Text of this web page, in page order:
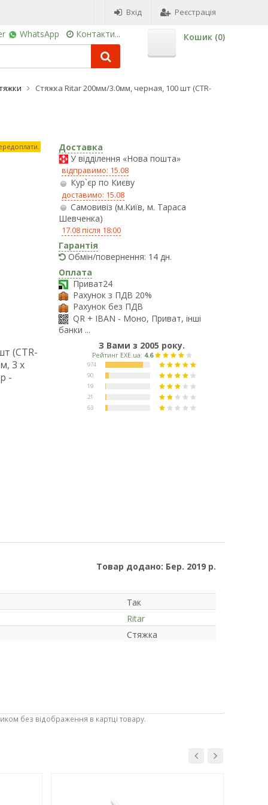
Вхід Реєстрація
WhatsApp Контакти... Кошик (0)
Стяжка Ritar 200мм/3.0мм, черная, 100 шт (CTR-
(CTR-
3 x
-
Доставка
У відділення «Нова пошта»
відправимо: 15.08
Кур`єр по Києву
доставимо: 15.08
Самовивіз (м.Київ, м. Тараса
Шевченка)
17.08 після 18:00
Гарантія
Обмін/повернення: 14 дн.
Оплата
Приват24
Рахунок з ПДВ 20%
Рахунок без ПДВ
QR + IBAN - Моно, Приват, інші
банки ...
З Вами з 2005 року.
Товар додано: Бер. 2019 р.
Так
Ritar
Стяжка
без відображення в картці товару.